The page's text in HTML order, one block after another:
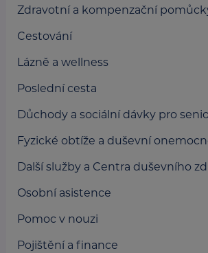
Zdravotní a kompenzační
Cestování
Lázně a wellness
Poslední cesta
Důchody a sociální dávky pro
Fyzické obtíže a duševní
Další služby a Centra duševního
Osobní asistence
Pomoc v nouzi
Pojištění a finance